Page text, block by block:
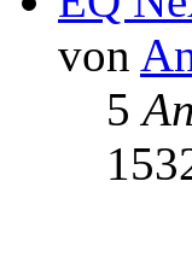
von
5